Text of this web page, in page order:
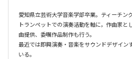
愛知県立芸術大学音楽学部卒業。ティーチン
トランペットでの演奏活動を軸に，作曲家と
曲提供、委嘱作品制作も行う。
最近では即興演奏・音楽をサウンドデザイン
いる。